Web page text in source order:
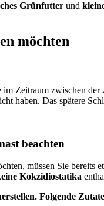
Grünfutter und
möchten
im Zeitraum zwischen der
haben. Das spätere
beachten
müssen Sie
eine Kokzidiostatika
Folgende